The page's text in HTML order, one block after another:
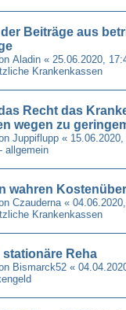
Beiträge aus
Aladin « 25.06.2020,
Krankenkassen
Recht das
wegen zu
Juppiflupp «
allgemein
wahren
Czauderna «
Krankenkassen
Reha
Bismarck52 «